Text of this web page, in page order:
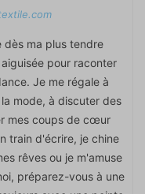
dès ma plus tendre
pour raconter
Je me régale à
mode, à discuter des
mes coups de cœur
train d'écrire, je chine
rêves ou je m'amuse
préparez-vous à une